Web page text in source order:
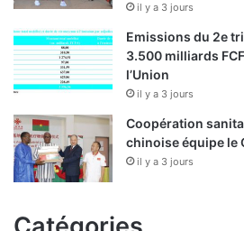
il y a 3 jours
Emissions du 2e
3.500 milliards
l’Union
il y a 3 jours
Coopération
chinoise équipe le
il y a 3 jours